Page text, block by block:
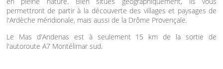
permettront de partir à la découverte des villages et paysages de
l'Ardèche méridionale, mais aussi de la Drôme Provençale.
Le Mas d'Andenas est à seulement 15 km de la sortie de
l'autoroute A7 Montélimar sud.